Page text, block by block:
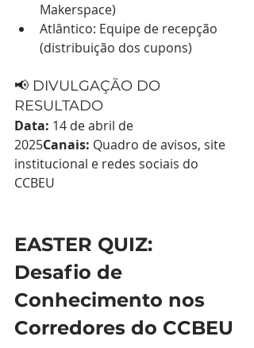
Makerspace)
Atlântico: Equipe de recepção
(distribuição dos cupons)
📢 DIVULGAÇÃO DO
RESULTADO
Data: 14 de abril de
2025Canais: Quadro de avisos, site
institucional e redes sociais do
CCBEU
EASTER QUIZ:
Desafio de
Conhecimento nos
Corredores do CCBEU